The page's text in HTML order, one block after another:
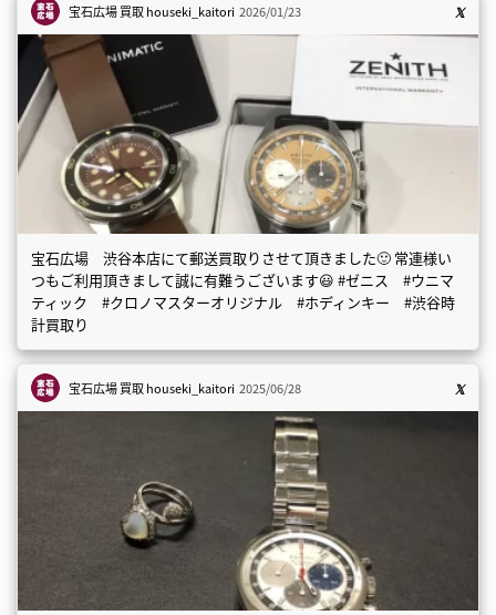
宝石広場 買取houseki_kaitori 2026/01/23
宝石広場 渋谷本店にて郵送買取りさせて頂きました🙂 常連様い
つもご利用頂きまして誠に有難うございます😃 #ゼニス #ウニマ
ティック #クロノマスターオリジナル #ホディンキー #渋谷時
計買取り
宝石広場 買取houseki_kaitori 2025/06/28